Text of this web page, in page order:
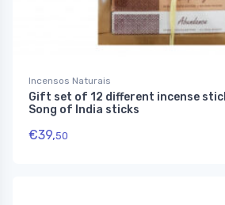
Incensos Naturais
Gift set of 12 different incense
Song of India sticks
€39,50